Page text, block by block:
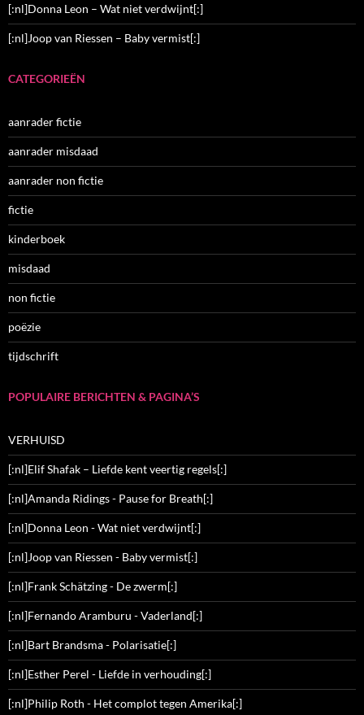
[:nl]Donna Leon – Wat niet verdwijnt[:]
[:nl]Joop van Riessen – Baby vermist[:]
CATEGORIEËN
aanrader fictie
aanrader misdaad
aanrader non fictie
fictie
kinderboek
misdaad
non fictie
poëzie
tijdschrift
POPULAIRE BERICHTEN & PAGINA’S
VERHUISD
[:nl]Elif Shafak – Liefde kent veertig regels[:]
[:nl]Amanda Ridings - Pause for Breath[:]
[:nl]Donna Leon - Wat niet verdwijnt[:]
[:nl]Joop van Riessen - Baby vermist[:]
[:nl]Frank Schätzing - De zwerm[:]
[:nl]Fernando Aramburu - Vaderland[:]
[:nl]Bart Brandsma - Polarisatie[:]
[:nl]Esther Perel - Liefde in verhouding[:]
[:nl]Philip Roth - Het complot tegen Amerika[:]